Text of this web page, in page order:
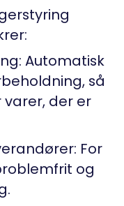
: Automatisk
så
varer, der er
: For
og